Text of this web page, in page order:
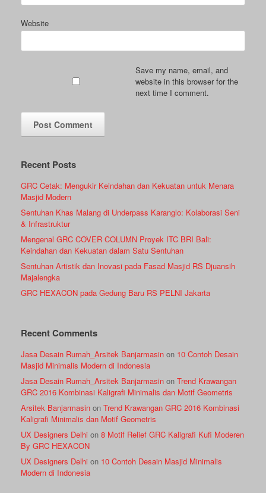
Website
Save my name, email, and
website in this browser for the
next time I comment.
Recent Posts
GRC Cetak: Mengukir Keindahan dan Kekuatan untuk Menara
Masjid Modern
Sentuhan Khas Malang di Underpass Karanglo: Kolaborasi Seni
& Infrastruktur
Mengenal GRC COVER COLUMN Proyek ITC BRI Bali:
Keindahan dan Kekuatan dalam Satu Sentuhan
Sentuhan Artistik dan Inovasi pada Fasad Masjid RS Djuansih
Majalengka
GRC HEXACON pada Gedung Baru RS PELNI Jakarta
Recent Comments
Jasa Desain Rumah_Arsitek Banjarmasin on 10 Contoh Desain
Masjid Minimalis Modern di Indonesia
Jasa Desain Rumah_Arsitek Banjarmasin on Trend Krawangan
GRC 2016 Kombinasi Kaligrafi Minimalis dan Motif Geometris
Arsitek Banjarmasin on Trend Krawangan GRC 2016 Kombinasi
Kaligrafi Minimalis dan Motif Geometris
UX Designers Delhi on 8 Motif Relief GRC Kaligrafi Kufi Moderen
By GRC HEXACON
UX Designers Delhi on 10 Contoh Desain Masjid Minimalis
Modern di Indonesia